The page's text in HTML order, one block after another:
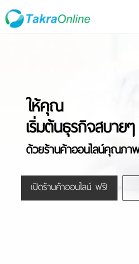
ให้คุณ
เริ่มต้นธุรกิจสบายๆ
ด้วยร้านค้าออนไลน์คุณภ
เปิดร้านค้าออนไลน์ ฟรี!